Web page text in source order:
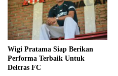
Wigi Pratama Siap Berikan
Performa Terbaik Untuk
Deltras FC